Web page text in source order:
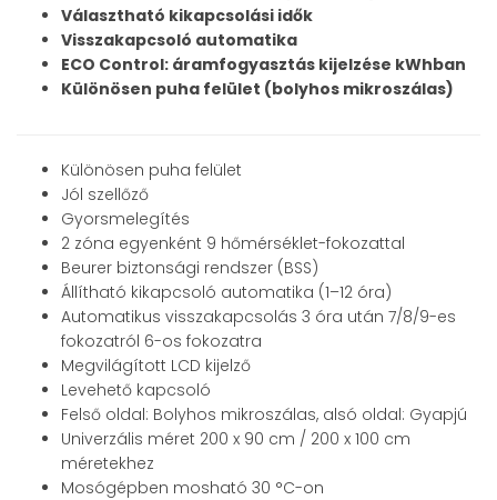
Választható kikapcsolási idők
Visszakapcsoló automatika
ECO Control: áramfogyasztás kijelzése kWhban
Különösen puha felület (bolyhos mikroszálas)
Különösen puha felület
Jól szellőző
Gyorsmelegítés
2 zóna egyenként 9 hőmérséklet-fokozattal
Beurer biztonsági rendszer (BSS)
Állítható kikapcsoló automatika (1–12 óra)
Automatikus visszakapcsolás 3 óra után 7/8/9-es
fokozatról 6-os fokozatra
Megvilágított LCD kijelző
Levehető kapcsoló
Felső oldal: Bolyhos mikroszálas, alsó oldal: Gyapjú
Univerzális méret 200 x 90 cm / 200 x 100 cm
méretekhez
Mosógépben mosható 30 °C-on